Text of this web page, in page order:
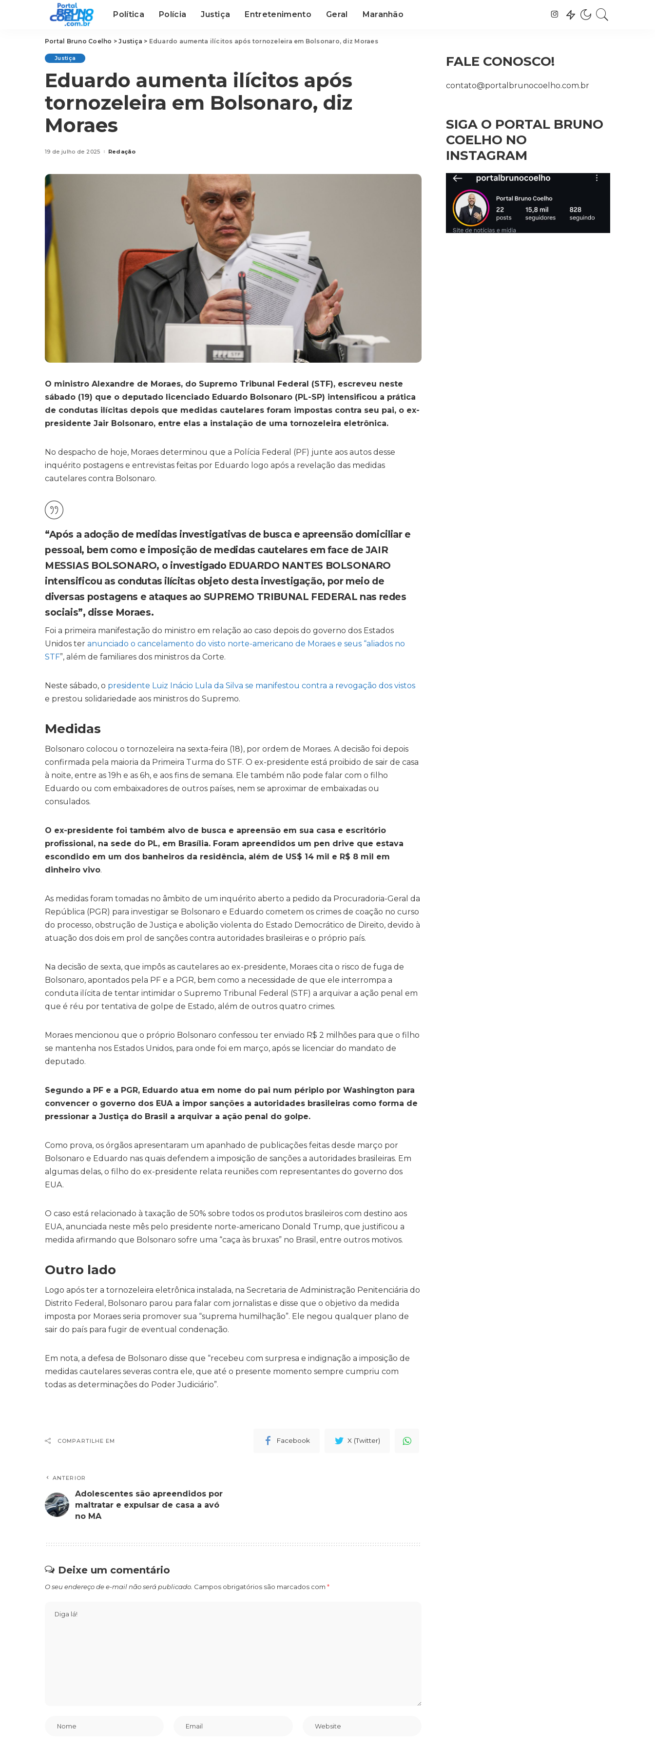
Política Polícia Justiça Entretenimento Geral Maranhão
Portal Bruno Coelho >Justiça > Eduardo aumenta ilícitos após tornozeleira em Bolsonaro, diz Moraes
Justiça
Eduardo aumenta ilícitos após
tornozeleira em Bolsonaro, diz
Moraes
19 de julho de 2025Posted
Redação
O ministro Alexandre de Moraes, do Supremo Tribunal Federal (STF), escreveu neste
sábado (19) que o deputado licenciado Eduardo Bolsonaro (PL-SP) intensificou a prática
de condutas ilícitas depois que medidas cautelares foram impostas contra seu pai, o ex-
presidente Jair Bolsonaro, entre elas a instalação de uma tornozeleira eletrônica.
No despacho de hoje, Moraes determinou que a Polícia Federal (PF) junte aos autos desse
inquérito postagens e entrevistas feitas por Eduardo logo após a revelação das medidas
cautelares contra Bolsonaro.
“Após a adoção de medidas investigativas de busca e apreensão domiciliar e
pessoal, bem como e imposição de medidas cautelares em face de JAIR
MESSIAS BOLSONARO, o investigado EDUARDO NANTES BOLSONARO
intensificou as condutas ilícitas objeto desta investigação, por meio de
diversas postagens e ataques ao SUPREMO TRIBUNAL FEDERAL nas redes
sociais”, disse Moraes.
Foi a primeira manifestação do ministro em relação ao caso depois do governo dos Estados
Unidos ter anunciado o cancelamento do visto norte-americano de Moraes e seus “aliados no
STF”, além de familiares dos ministros da Corte.
Neste sábado, o presidente Luiz Inácio Lula da Silva se manifestou contra a revogação dos vistos
e prestou solidariedade aos ministros do Supremo.
Medidas
Bolsonaro colocou o tornozeleira na sexta-feira (18), por ordem de Moraes. A decisão foi depois
confirmada pela maioria da Primeira Turma do STF. O ex-presidente está proibido de sair de casa
à noite, entre as 19h e as 6h, e aos fins de semana. Ele também não pode falar com o filho
Eduardo ou com embaixadores de outros países, nem se aproximar de embaixadas ou
consulados.
O ex-presidente foi também alvo de busca e apreensão em sua casa e escritório
profissional, na sede do PL, em Brasília. Foram apreendidos um pen drive que estava
escondido em um dos banheiros da residência, além de US$ 14 mil e R$ 8 mil em
dinheiro vivo.
As medidas foram tomadas no âmbito de um inquérito aberto a pedido da Procuradoria-Geral da
República (PGR) para investigar se Bolsonaro e Eduardo cometem os crimes de coação no curso
do processo, obstrução de Justiça e abolição violenta do Estado Democrático de Direito, devido à
atuação dos dois em prol de sanções contra autoridades brasileiras e o próprio país.
Na decisão de sexta, que impôs as cautelares ao ex-presidente, Moraes cita o risco de fuga de
Bolsonaro, apontados pela PF e a PGR, bem como a necessidade de que ele interrompa a
conduta ilícita de tentar intimidar o Supremo Tribunal Federal (STF) a arquivar a ação penal em
que é réu por tentativa de golpe de Estado, além de outros quatro crimes.
Moraes mencionou que o próprio Bolsonaro confessou ter enviado R$ 2 milhões para que o filho
se mantenha nos Estados Unidos, para onde foi em março, após se licenciar do mandato de
deputado.
Segundo a PF e a PGR, Eduardo atua em nome do pai num périplo por Washington para
convencer o governo dos EUA a impor sanções a autoridades brasileiras como forma de
pressionar a Justiça do Brasil a arquivar a ação penal do golpe.
Como prova, os órgãos apresentaram um apanhado de publicações feitas desde março por
Bolsonaro e Eduardo nas quais defendem a imposição de sanções a autoridades brasileiras. Em
algumas delas, o filho do ex-presidente relata reuniões com representantes do governo dos
EUA.
O caso está relacionado à taxação de 50% sobre todos os produtos brasileiros com destino aos
EUA, anunciada neste mês pelo presidente norte-americano Donald Trump, que justificou a
medida afirmando que Bolsonaro sofre uma “caça às bruxas” no Brasil, entre outros motivos.
Outro lado
Logo após ter a tornozeleira eletrônica instalada, na Secretaria de Administração Penitenciária do
Distrito Federal, Bolsonaro parou para falar com jornalistas e disse que o objetivo da medida
imposta por Moraes seria promover sua “suprema humilhação”. Ele negou qualquer plano de
sair do país para fugir de eventual condenação.
Em nota, a defesa de Bolsonaro disse que “recebeu com surpresa e indignação a imposição de
medidas cautelares severas contra ele, que até o presente momento sempre cumpriu com
todas as determinações do Poder Judiciário”.
COMPARTILHE EM Facebook X (Twitter)
ANTERIOR
Adolescentes são apreendidos por
maltratar e expulsar de casa a avó
no MA
Deixe um comentário
O seu endereço de e-mail não será publicado. Campos obrigatórios são marcados com *
FALE CONOSCO!
contato@portalbrunocoelho.com.br
SIGA O PORTAL BRUNO
COELHO NO
INSTAGRAM